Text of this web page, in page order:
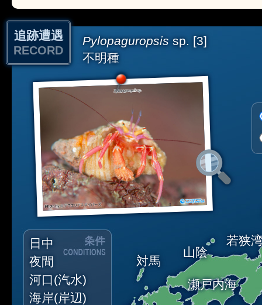
追跡遭遇
RECORD
Pylopaguropsis sp. [3]
不明種
若狭
山陰
瀬戸内海
対馬
日中
夜間
河口(汽水)
海岸(岸辺)